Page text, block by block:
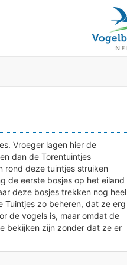
Vroeger lagen hier de
dan de Torentuintjes
rond deze tuintjes struiken
de eerste bosjes op het eiland
deze bosjes trekken nog heel
Tuintjes zo beheren, dat ze erg
de vogels is, maar omdat de
bekijken zijn zonder dat ze er